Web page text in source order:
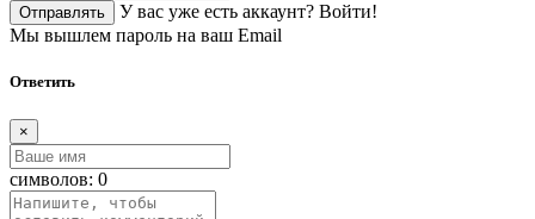
Отправлять У вас уже есть аккаунт? Войти!
Мы вышлем пароль на ваш Email
Ответить
×
символов: 0